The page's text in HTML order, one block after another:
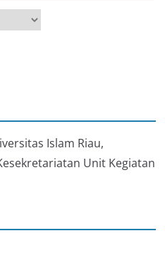
Islam Riau,
Unit Kegiatan